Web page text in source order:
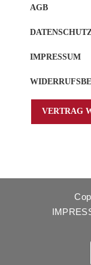
AGB
IMPRESSUM
VERTRAG